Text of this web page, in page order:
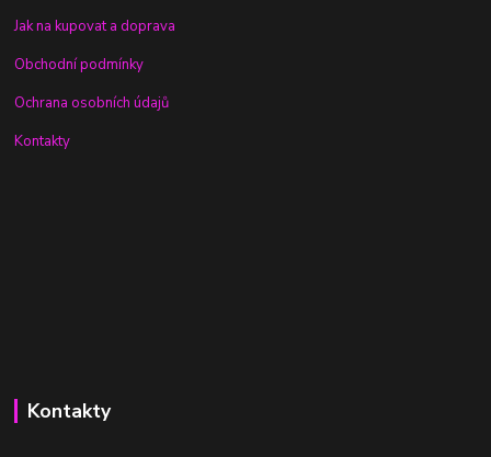
Jak na kupovat a doprava
Obchodní podmínky
Ochrana osobních údajů
Kontakty
Kontakty